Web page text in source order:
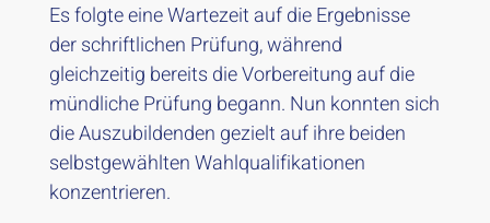
Es folgte eine Wartezeit auf die Ergebnisse
der schriftlichen Prüfung, während
gleichzeitig bereits die Vorbereitung auf die
mündliche Prüfung begann. Nun konnten sich
die Auszubildenden gezielt auf ihre beiden
selbstgewählten Wahlqualifikationen
konzentrieren.